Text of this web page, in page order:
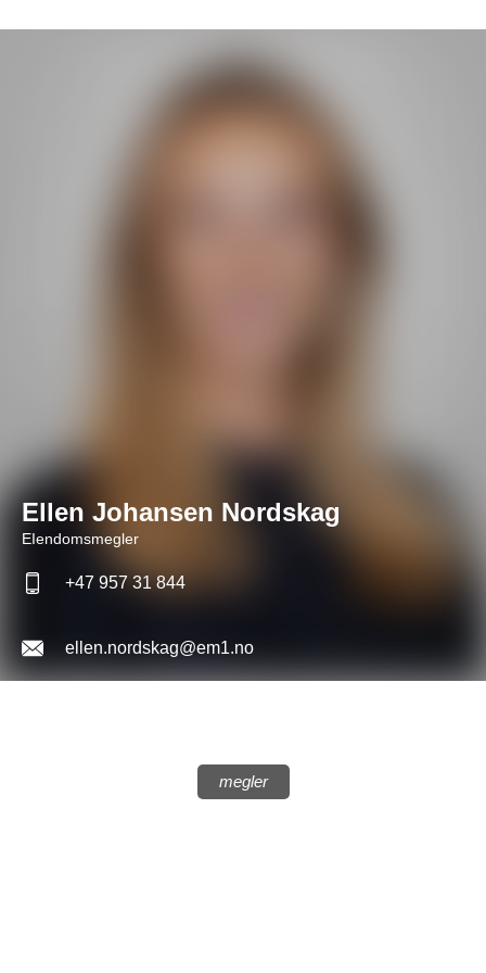
Ellen Johansen Nordskag
EIendomsmegler
+47 957 31 844
ellen.nordskag@em1.no
megler